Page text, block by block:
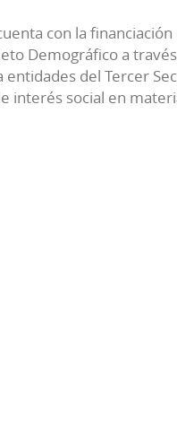
con la
Demográfico a
entidades del Tercer
interés social en